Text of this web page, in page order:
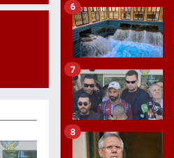
6
7
8